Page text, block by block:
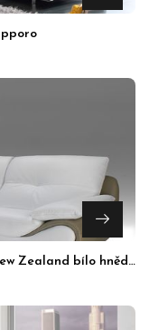
Dvoubarevná rohová sedací souprava New Zealand bílo hnědá